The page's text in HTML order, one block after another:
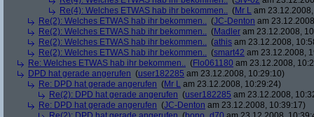
Re(4): Welches ETWAS hab ihr bekommen.. (Mr L am
Re(2): Welches ETWAS hab ihr bekommen.. (JC-Denton am
Re(2): Welches ETWAS hab ihr bekommen.. (Madler am 23.12.2008,
Re(2): Welches ETWAS hab ihr bekommen.. (athis am 23.12.2008,
Re(2): Welches ETWAS hab ihr bekommen.. (smart42 am 23.12.2008,
Re: Welches ETWAS hab ihr bekommen.. (Flo061180 am 23.12.2008,
DPD hat gerade angerufen (user182285 am 23.12.2008, 10:29:10)
Re: DPD hat gerade angerufen (Mr L am 23.12.2008, 10:29:24)
Re(2): DPD hat gerade angerufen (user182285 am 23.12.2008,
Re: DPD hat gerade angerufen (JC-Denton am 23.12.2008, 10:39:17)